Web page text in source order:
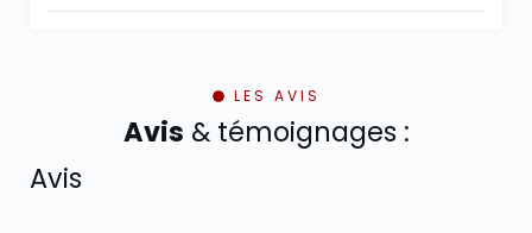
LES AVIS
Avis & témoignages :
Avis